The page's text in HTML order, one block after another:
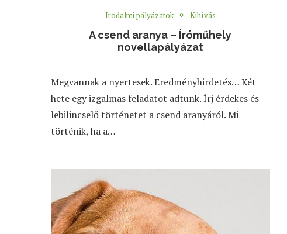
Irodalmi pályázatok Kihívás
A csend aranya – Íróműhely
novellapályázat
Megvannak a nyertesek. Eredményhirdetés… Két
hete egy izgalmas feladatot adtunk. Írj érdekes és
lebilincselő történetet a csend aranyáról. Mi
történik, ha a…